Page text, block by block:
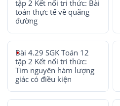
tập 2 Kết nối tri thức: Bài
toán thực tế về quãng
đường
Bài 4.29 SGK Toán 12
tập 2 Kết nối tri thức:
Tìm nguyên hàm lượng
giác có điều kiện